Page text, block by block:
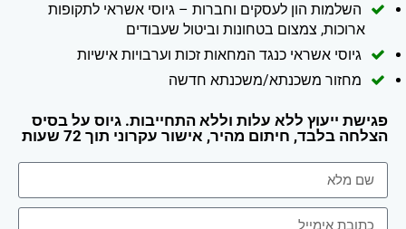
השלמות הון לעסקים וחברות – גיוסי אשראי לתקופות
ארוכות, צמצום בטחונות וביטול שעבודים
גיוסי אשראי כנגד המחאות זכות וערבויות אישיות
מחזור משכנתא/משכנתא חדשה
פגישת ייעוץ ללא עלות וללא התחייבות. גיוס על בסיס
הצלחה בלבד, חיתום מהיר, אישור עקרוני תוך 72 שעות